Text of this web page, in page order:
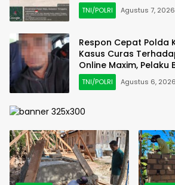
TNI/POLRI Agustus 7, 2026
Respon Cepat Polda
Kasus Curas
Online Maxim, Pelaku
TNI/POLRI Agustus 6, 2026